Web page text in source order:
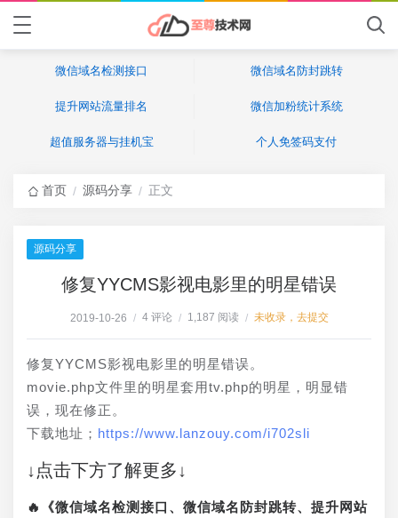
微信域名检测接口 微信域名防封跳转
提升网站流量排名 微信加粉统计系统
超值服务器与挂机宝 个人免签码支付
首页 / 源码分享 / 正文
源码分享
修复YYCMS影视电影里的明星错误
2019-10-26 / 4 评论 / 1,187 阅读 / 未收录，去提交
修复YYCMS影视电影里的明星错误。
movie.php文件里的明星套用tv.php的明星，明显错
误，现在修正。
下载地址； https://www.lanzouy.com/i702sli
↓点击下方了解更多↓
🔥《微信域名检测接口、微信域名防封跳转、提升网站